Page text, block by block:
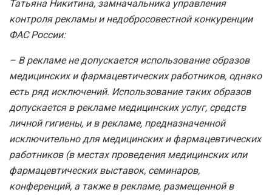
Татьяна Никитина, замначальника управления
контроля рекламы и недобросовестной конкуренции
ФАС России:
– В рекламе не допускается использование образов
медицинских и фармацевтических работников, однако
есть ряд исключений. Использование таких образов
допускается в рекламе медицинских услуг, средств
личной гигиены, и в рекламе, предназначенной
исключительно для медицинских и фармацевтических
работников (в местах проведения медицинских или
фармацевтических выставок, семинаров,
конференций, а также в рекламе, размещенной в